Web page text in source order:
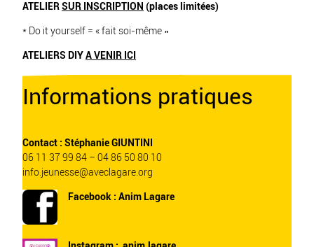
ATELIERSUR INSCRIPTION (places limitées)
* Do it yourself = « fait soi-même »
ATELIERS DIYA VENIR ICI
Informations pratiques
Contact : Stéphanie GIUNTINI
06 11 37 99 84 – 04 86 50 80 10
info.jeunesse@aveclagare.org
Facebook : Anim Lagare